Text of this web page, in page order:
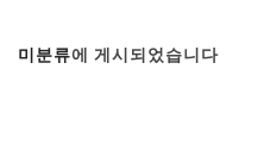
미분류에 게시되었습니다